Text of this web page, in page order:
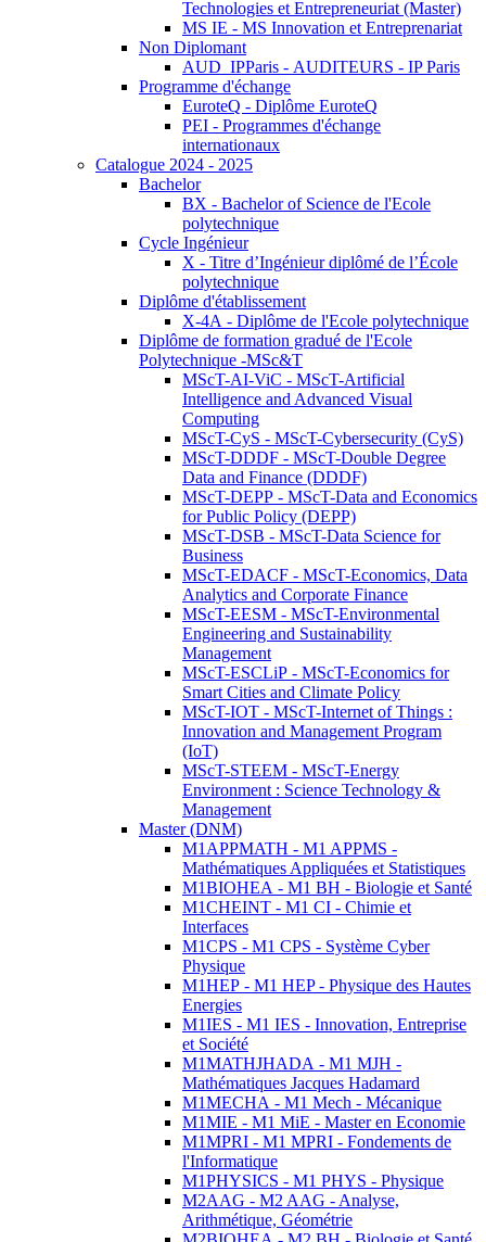
Technologies et Entrepreneuriat (Master)
MS IE - MS Innovation et Entreprenariat
Non Diplomant
AUD_IPParis - AUDITEURS - IP Paris
Programme d'échange
EuroteQ - Diplôme EuroteQ
PEI - Programmes d'échange
internationaux
Catalogue 2024 - 2025
Bachelor
BX - Bachelor of Science de l'Ecole
polytechnique
Cycle Ingénieur
X - Titre d’Ingénieur diplômé de l’École
polytechnique
Diplôme d'établissement
X-4A - Diplôme de l'Ecole polytechnique
Diplôme de formation gradué de l'Ecole
Polytechnique -MSc&T
MScT-AI-ViC - MScT-Artificial
Intelligence and Advanced Visual
Computing
MScT-CyS - MScT-Cybersecurity (CyS)
MScT-DDDF - MScT-Double Degree
Data and Finance (DDDF)
MScT-DEPP - MScT-Data and Economics
for Public Policy (DEPP)
MScT-DSB - MScT-Data Science for
Business
MScT-EDACF - MScT-Economics, Data
Analytics and Corporate Finance
MScT-EESM - MScT-Environmental
Engineering and Sustainability
Management
MScT-ESCLiP - MScT-Economics for
Smart Cities and Climate Policy
MScT-IOT - MScT-Internet of Things :
Innovation and Management Program
(IoT)
MScT-STEEM - MScT-Energy
Environment : Science Technology &
Management
Master (DNM)
M1APPMATH - M1 APPMS -
Mathématiques Appliquées et Statistiques
M1BIOHEA - M1 BH - Biologie et Santé
M1CHEINT - M1 CI - Chimie et
Interfaces
M1CPS - M1 CPS - Système Cyber
Physique
M1HEP - M1 HEP - Physique des Hautes
Energies
M1IES - M1 IES - Innovation, Entreprise
et Société
M1MATHJHADA - M1 MJH -
Mathématiques Jacques Hadamard
M1MECHA - M1 Mech - Mécanique
M1MIE - M1 MiE - Master en Economie
M1MPRI - M1 MPRI - Fondements de
l'Informatique
M1PHYSICS - M1 PHYS - Physique
M2AAG - M2 AAG - Analyse,
Arithmétique, Géométrie